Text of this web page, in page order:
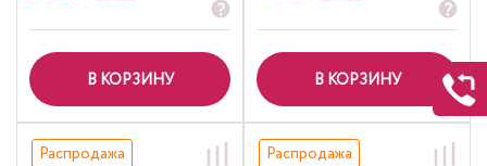
В КОРЗИНУ В КОРЗИНУ
Распродажа Распродажа